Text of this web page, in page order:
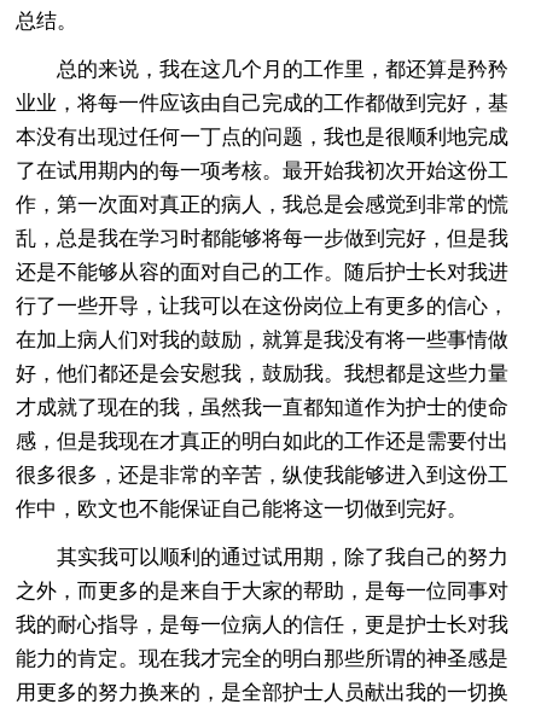
总结。
总的来说，我在这几个月的工作里，都还算是矜矜
业业，将每一件应该由自己完成的工作都做到完好，基
本没有出现过任何一丁点的问题，我也是很顺利地完成
了在试用期内的每一项考核。最开始我初次开始这份工
作，第一次面对真正的病人，我总是会感觉到非常的慌
乱，总是我在学习时都能够将每一步做到完好，但是我
还是不能够从容的面对自己的工作。随后护士长对我进
行了一些开导，让我可以在这份岗位上有更多的信心，
在加上病人们对我的鼓励，就算是我没有将一些事情做
好，他们都还是会安慰我，鼓励我。我想都是这些力量
才成就了现在的我，虽然我一直都知道作为护士的使命
感，但是我现在才真正的明白如此的工作还是需要付出
很多很多，还是非常的辛苦，纵使我能够进入到这份工
作中，欧文也不能保证自己能将这一切做到完好。
其实我可以顺利的通过试用期，除了我自己的努力
之外，而更多的是来自于大家的帮助，是每一位同事对
我的耐心指导，是每一位病人的信任，更是护士长对我
能力的肯定。现在我才完全的明白那些所谓的神圣感是
用更多的努力换来的，是全部护士人员献出我的一切换